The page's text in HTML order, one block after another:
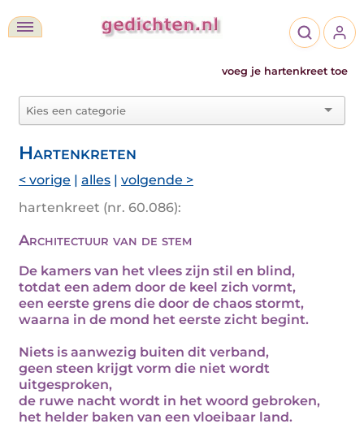
voeg je hartenkreet toe
Hartenkreten
< vorige | alles | volgende >
hartenkreet (nr. 60.086):
Architectuur van de stem
De kamers van het vlees zijn stil en blind,
totdat een adem door de keel zich vormt,
een eerste grens die door de chaos stormt,
waarna in de mond het eerste zicht begint.
Niets is aanwezig buiten dit verband,
geen steen krijgt vorm die niet wordt
uitgesproken,
de ruwe nacht wordt in het woord gebroken,
het helder baken van een vloeibaar land.